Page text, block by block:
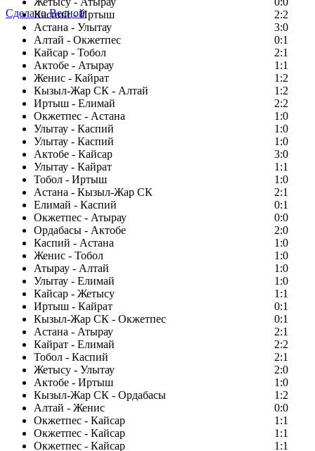
Каспий - Иртыш
2:2
Астана - Улытау
3:0
Алтай - Окжетпес
0:1
Кайсар - Тобол
2:1
Актобе - Атырау
1:1
Женис - Кайрат
1:2
Кызыл-Жар СК - Алтай
1:2
Иртыш - Елимай
2:2
Окжетпес - Астана
1:0
Улытау - Каспий
1:0
Улытау - Каспий
1:0
Актобе - Кайсар
3:0
Улытау - Кайрат
1:1
Тобол - Иртыш
1:0
Астана - Кызыл-Жар СК
2:1
Елимай - Каспий
0:1
Окжетпес - Атырау
0:0
Ордабасы - Актобе
2:0
Каспий - Астана
1:0
Женис - Тобол
1:0
Атырау - Алтай
1:0
Улытау - Елимай
1:0
Кайсар - Жетысу
1:1
Иртыш - Кайрат
0:1
Кызыл-Жар СК - Окжетпес
0:1
Астана - Атырау
2:1
Кайрат - Елимай
2:2
Тобол - Каспий
2:1
Жетысу - Улытау
2:0
Актобе - Иртыш
1:0
Кызыл-Жар СК - Ордабасы
1:2
Алтай - Женис
0:0
Окжетпес - Кайсар
1:1
Окжетпес - Кайсар
1:1
Окжетпес - Кайсар
1:1
Сделано Весной